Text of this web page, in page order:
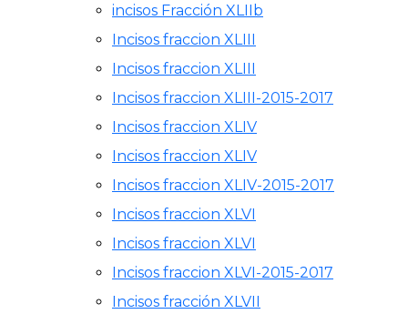
incisos Fracción XLIIb
Incisos fraccion XLIII
Incisos fraccion XLIII
Incisos fraccion XLIII-2015-2017
Incisos fraccion XLIV
Incisos fraccion XLIV
Incisos fraccion XLIV-2015-2017
Incisos fraccion XLVI
Incisos fraccion XLVI
Incisos fraccion XLVI-2015-2017
Incisos fracción XLVII